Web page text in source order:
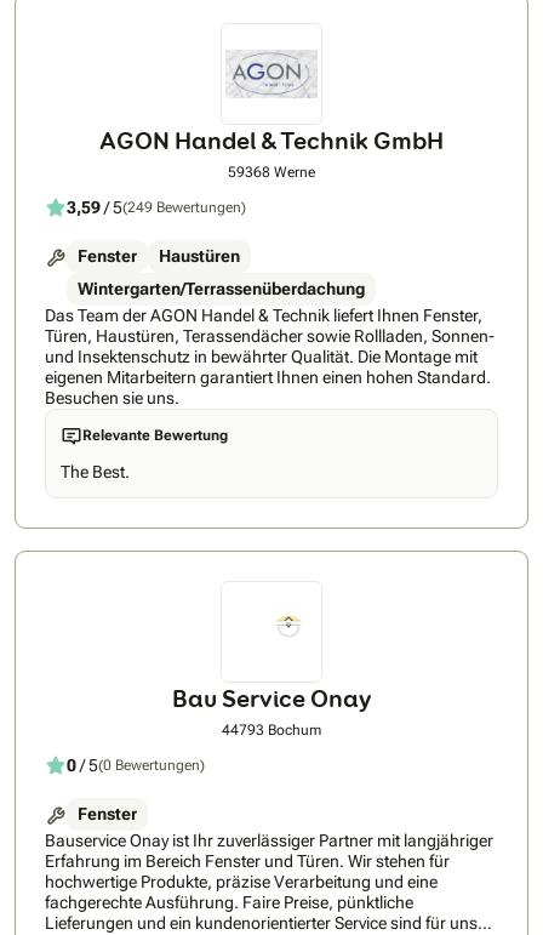
AGON Handel & Technik GmbH
59368 Werne
3,59/ 5(249 Bewertungen)
Fenster
Haustüren
Wintergarten/Terrassenüberdachung
Das Team der AGON Handel & Technik liefert Ihnen Fenster,
Türen, Haustüren, Terassendächer sowie Rollladen, Sonnen-
und Insektenschutz in bewährter Qualität. Die Montage mit
eigenen Mitarbeitern garantiert Ihnen einen hohen Standard.
Besuchen sie uns.
Relevante Bewertung
The Best.
Bau Service Onay
44793 Bochum
0/ 5(0 Bewertungen)
Fenster
Bauservice Onay ist Ihr zuverlässiger Partner mit langjähriger
Erfahrung im Bereich Fenster und Türen. Wir stehen für
hochwertige Produkte, präzise Verarbeitung und eine
fachgerechte Ausführung. Faire Preise, pünktliche
Lieferungen und ein kundenorientierter Service sind für uns